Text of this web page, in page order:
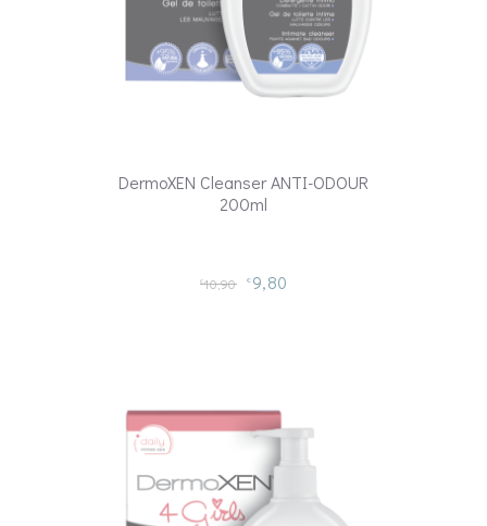
DermoXEN Cleanser ANTI-ODOUR
200ml
€10,90 € 9,80